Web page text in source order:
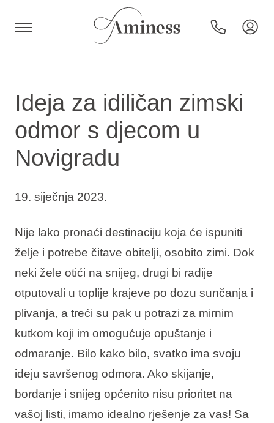
Hoteli i resorti
Destinacije
Interesi
Brandovi
Ami Loyalty program
Blogovi
Ideja za idiličan zimski
odmor s djecom u
Novigradu
19. siječnja 2023.
Nije lako pronaći destinaciju koja će ispuniti
želje i potrebe čitave obitelji, osobito zimi. Dok
neki žele otići na snijeg, drugi bi radije
otputovali u toplije krajeve po dozu sunčanja i
plivanja, a treći su pak u potrazi za mirnim
kutkom koji im omogućuje opuštanje i
odmaranje. Bilo kako bilo, svatko ima svoju
ideju savršenog odmora. Ako skijanje,
bordanje i snijeg općenito nisu prioritet na
vašoj listi, imamo idealno rješenje za vas! Sa